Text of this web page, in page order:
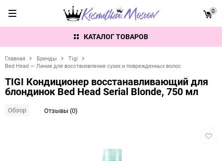
КАТАЛОГ ТОВАРОВ
0
Главная Бренды
Tigi
Bed Head — Линия для восстановления сухих и поврежденных волос
TIGI Кондиционер восстанавливающий для
блондинок Bed Head Serial Blonde, 750 мл
Обзор Отзывы (0)